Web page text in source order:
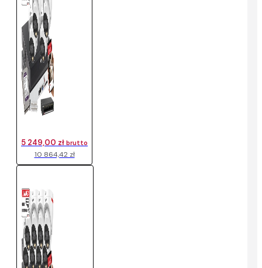
10 864,42 zł
5 249,00 zł brutto